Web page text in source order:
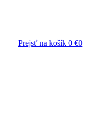
Prejsť na košík 0 €0